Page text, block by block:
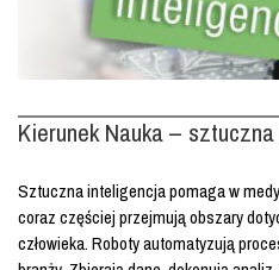
Kierunek Nauka –
Sztuczna inteligencja pomaga w
coraz częściej przejmują obszary
człowieka. Roboty automatyzują